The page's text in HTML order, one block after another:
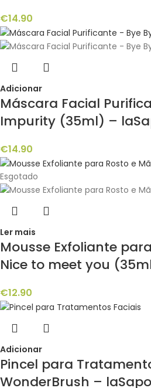
€14.90
Adicionar
Máscara Facial
Impurity (35ml) –
€14.90
Esgotado
Ler mais
Mousse Exfoliante
Nice to meet you
€12.90
Adicionar
Pincel para
WonderBrush –